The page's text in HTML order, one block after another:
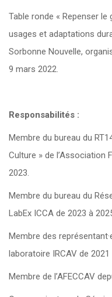
Table ronde « Repenser
usages et adaptations
Sorbonne Nouvelle,
9 mars 2022.
Responsabilités :
Membre du bureau du
Culture » de l’Association
2023.
Membre du bureau du
LabEx ICCA de 2023 à
Membre des
laboratoire IRCAV de 2021
Membre de l’AFECCAV